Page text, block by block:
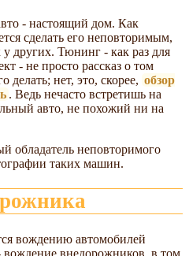
- настоящий дом. Как
сделать его неповторимым,
других. Тюнинг - как раз для
- не просто рассказ о том
делать; нет, это, скорее, обзор
. Ведь нечасто встретишь на
авто, не похожий ни на
обладатель неповторимого
таких машин.
вождению автомобилей
внедорожников, в том